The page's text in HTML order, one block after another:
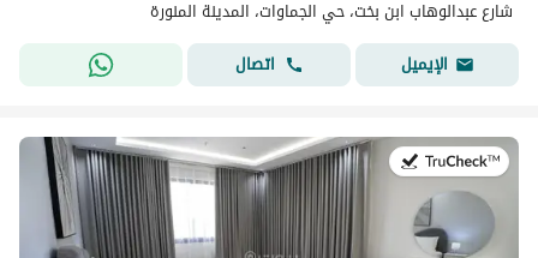
شارع عبدالوهاب ابن بخت، حي الجماوات، المدينة المنورة
الإيميل
اتصال
في:19 يوليو 2026